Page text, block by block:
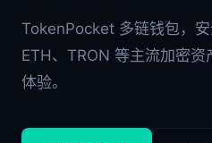
TokenPocket 多链钱包，安
ETH、TRON 等主流加密
体验。